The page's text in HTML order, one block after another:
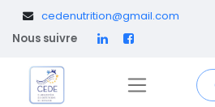
cedenutrition@gmail.com
Nous suivre